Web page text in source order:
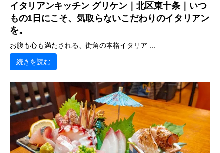
イタリアンキッチン グリケン｜北区東十条｜いつ
もの1日にこそ、気取らないこだわりのイタリアン
を。
お腹も心も満たされる、街角の本格イタリア ...
続きを読む